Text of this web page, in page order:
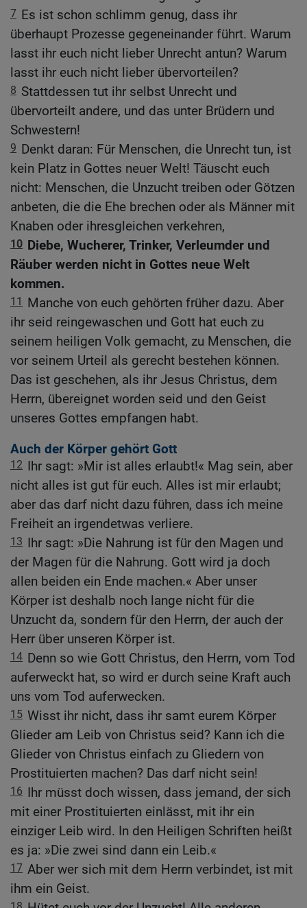
7 Es ist schon schlimm genug, dass ihr
überhaupt Prozesse gegeneinander führt. Warum
lasst ihr euch nicht lieber Unrecht antun? Warum
lasst ihr euch nicht lieber übervorteilen?
8 Stattdessen tut ihr selbst Unrecht und
übervorteilt andere, und das unter Brüdern und
Schwestern!
9 Denkt daran: Für Menschen, die Unrecht tun, ist
kein Platz in Gottes neuer Welt! Täuscht euch
nicht: Menschen, die Unzucht treiben oder Götzen
anbeten, die die Ehe brechen oder als Männer mit
Knaben oder ihresgleichen verkehren,
10 Diebe, Wucherer, Trinker, Verleumder und
Räuber werden nicht in Gottes neue Welt
kommen.
11
Manche von euch gehörten früher dazu. Aber
ihr seid reingewaschen und Gott hat euch zu
seinem heiligen Volk gemacht, zu Menschen, die
vor seinem Urteil als gerecht bestehen können.
Das ist geschehen, als ihr Jesus Christus, dem
Herrn, übereignet worden seid und den Geist
unseres Gottes empfangen habt.
Auch der Körper gehört Gott
12 Ihr sagt: »Mir ist alles erlaubt!« Mag sein, aber
nicht alles ist gut für euch. Alles ist mir erlaubt;
aber das darf nicht dazu führen, dass ich meine
Freiheit an irgendetwas verliere.
13 Ihr sagt: »Die Nahrung ist für den Magen und
der Magen für die Nahrung. Gott wird ja doch
allen beiden ein Ende machen.« Aber unser
Körper ist deshalb noch lange nicht für die
Unzucht da, sondern für den Herrn, der auch der
Herr über unseren Körper ist.
14 Denn so wie Gott Christus, den Herrn, vom Tod
auferweckt hat, so wird er durch seine Kraft auch
uns vom Tod auferwecken.
15 Wisst ihr nicht, dass ihr samt eurem Körper
Glieder am Leib von Christus seid? Kann ich die
Glieder von Christus einfach zu Gliedern von
Prostituierten machen? Das darf nicht sein!
16 Ihr müsst doch wissen, dass jemand, der sich
mit einer Prostituierten einlässt, mit ihr ein
einziger Leib wird. In den Heiligen Schriften heißt
es ja: »Die zwei sind dann ein Leib.«
17 Aber wer sich mit dem Herrn verbindet, ist mit
ihm ein Geist.